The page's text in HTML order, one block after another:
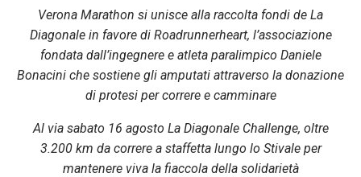
Verona Marathon si unisce alla raccolta fondi de La
Diagonale in favore di Roadrunnerheart, l’associazione
fondata dall’ingegnere e atleta paralimpico Daniele
Bonacini che sostiene gli amputati attraverso la donazione
di protesi per correre e camminare
Al via sabato 16 agosto La Diagonale Challenge, oltre
3.200 km da correre a staffetta lungo lo Stivale per
mantenere viva la fiaccola della solidarietà